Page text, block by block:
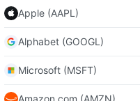
Apple (AAPL)
Alphabet (GOOGL)
Microsoft (MSFT)
Amazon.com (AMZN)